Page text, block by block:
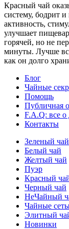
Красный чай
систему, бодрит
активность,
улучшает
горячей, но не
минуты. Лучше
как он долго
Блог
Чайные
Помощь
Публичная
F.A.Q: все о
Контакты
Зеленый чай
Белый чай
Желтый чай
Пуэр
Красный
Черный чай
НеЧайный
Чайные
Элитный
Новинки